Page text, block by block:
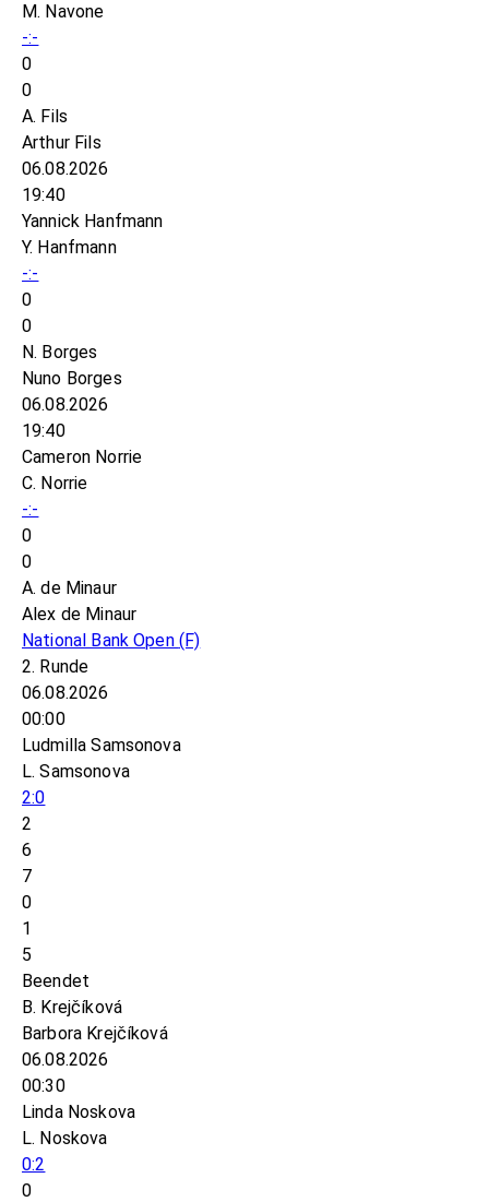
M. Navone
-:-
0
0
A. Fils
Arthur Fils
06.08.2026
19:40
Yannick Hanfmann
Y. Hanfmann
-:-
0
0
N. Borges
Nuno Borges
06.08.2026
19:40
Cameron Norrie
C. Norrie
-:-
0
0
A. de Minaur
Alex de Minaur
National Bank Open (F)
2. Runde
06.08.2026
00:00
Ludmilla Samsonova
L. Samsonova
2:0
2
6
7
0
1
5
Beendet
B. Krejčíková
Barbora Krejčíková
06.08.2026
00:30
Linda Noskova
L. Noskova
0:2
0